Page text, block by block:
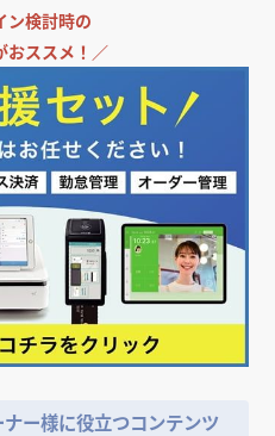
ン検討時の
おススメ！／
ー様に役立つコンテンツ